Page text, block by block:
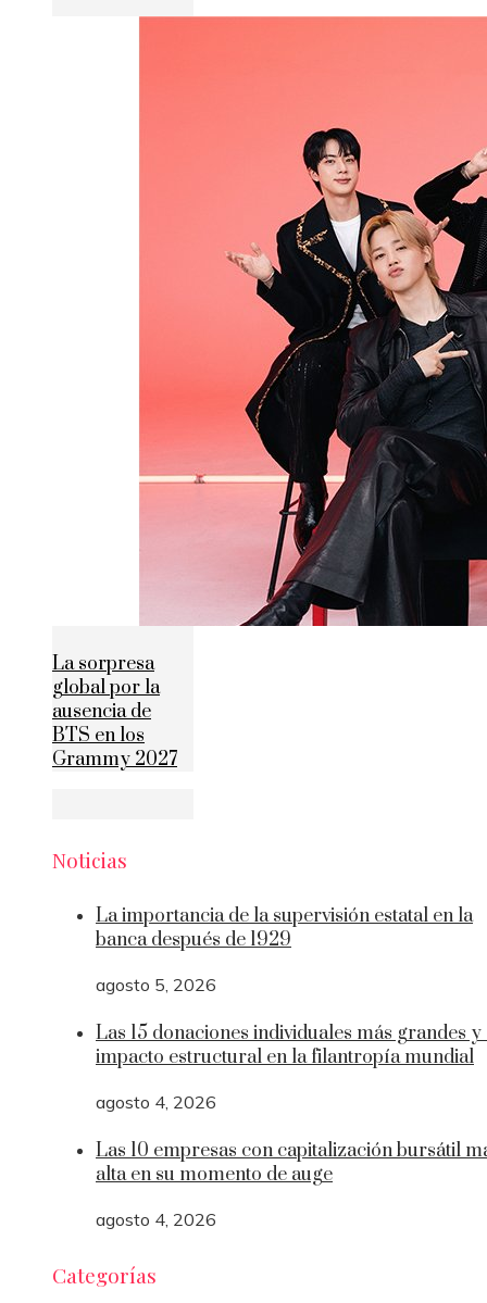
La sorpresa
global por la
ausencia de
BTS en los
Grammy 2027
Noticias
La importancia de la supervisión estatal en la
banca después de 1929
agosto 5, 2026
Las 15 donaciones individuales más grandes y
impacto estructural en la filantropía mundial
agosto 4, 2026
Las 10 empresas con capitalización bursátil
alta en su momento de auge
agosto 4, 2026
Categorías